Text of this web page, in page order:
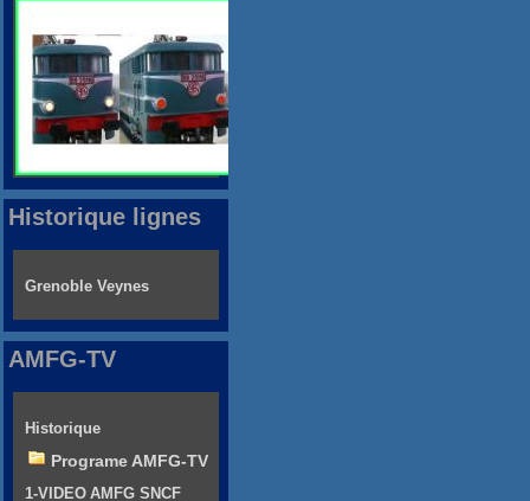
Historique lignes
Grenoble Veynes
AMFG-TV
Historique
Programe AMFG-TV
1-VIDEO AMFG SNCF